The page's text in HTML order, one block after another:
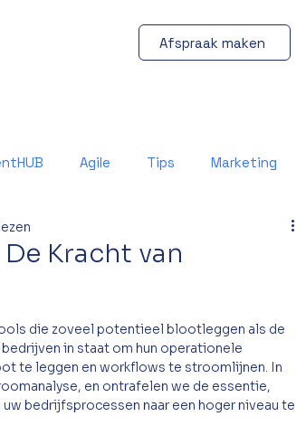
Afspraak maken
Agile Tips Marketing
Kracht van
die zoveel potentieel blootleggen als de
in staat om hun operationele
te leggen en workflows te stroomlijnen. In
en ontrafelen we de essentie,
bedrijfsprocessen naar een hoger niveau te